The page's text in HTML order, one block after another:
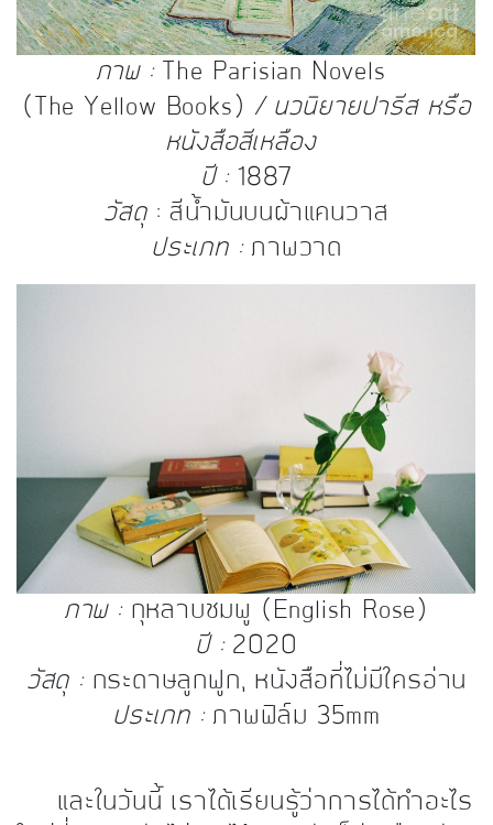
ภาพ :The Parisian Novels
(The Yellow Books) / นวนิยายปารีส หรือ
หนังสือสีเหลือง
ปี :1887
วัสดุ : สีน้ำมันบนผ้าแคนวาส
ประเภท :ภาพวาด
ภาพ :กุหลาบชมพู
(English Rose)
ปี :2020
วัสดุ :กระดาษลูกฟูก, หนังสือที่ไม่มีใครอ่าน
ประเภท :ภาพฟิล์ม 35mm
และในวันนี้ เราได้เรียนรู้ว่าการได้ทำอะไร